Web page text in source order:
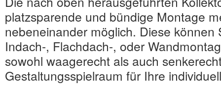
platzsparende und bündige Montage
nebeneinander möglich. Diese können
Indach-, Flachdach-, oder
sowohl waagerecht als auch
Gestaltungsspielraum für Ihre